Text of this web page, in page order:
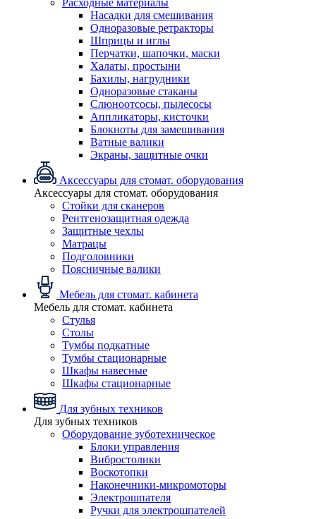
Насадки для смешивания
Одноразовые ретракторы
Шприцы и иглы
Перчатки, шапочки, маски
Халаты, простыни
Бахилы, нагрудники
Одноразовые стаканы
Слюноотсосы, пылесосы
Аппликаторы, кисточки
Блокноты для замешивания
Ватные валики
Экраны, защитные очки
Аксессуары для стомат. оборудования
Аксессуары для стомат. оборудования
Стойки для сканеров
Рентгенозащитная одежда
Защитные чехлы
Матрацы
Подголовники
Поясничные валики
Мебель для стомат. кабинета
Мебель для стомат. кабинета
Стулья
Столы
Тумбы подкатные
Тумбы стационарные
Шкафы навесные
Шкафы стационарные
Для зубных техников
Для зубных техников
Оборудование зуботехническое
Блоки управления
Вибростолики
Воскотопки
Наконечники-микромоторы
Электрошпателя
Ручки для электрошпателей